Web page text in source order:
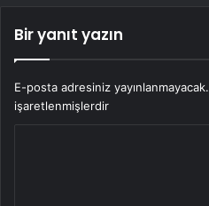
Bir yanıt yazın
E-posta adresiniz yayınlanmayacak.
işaretlenmişlerdir